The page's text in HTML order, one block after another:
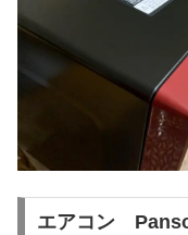
エアコン